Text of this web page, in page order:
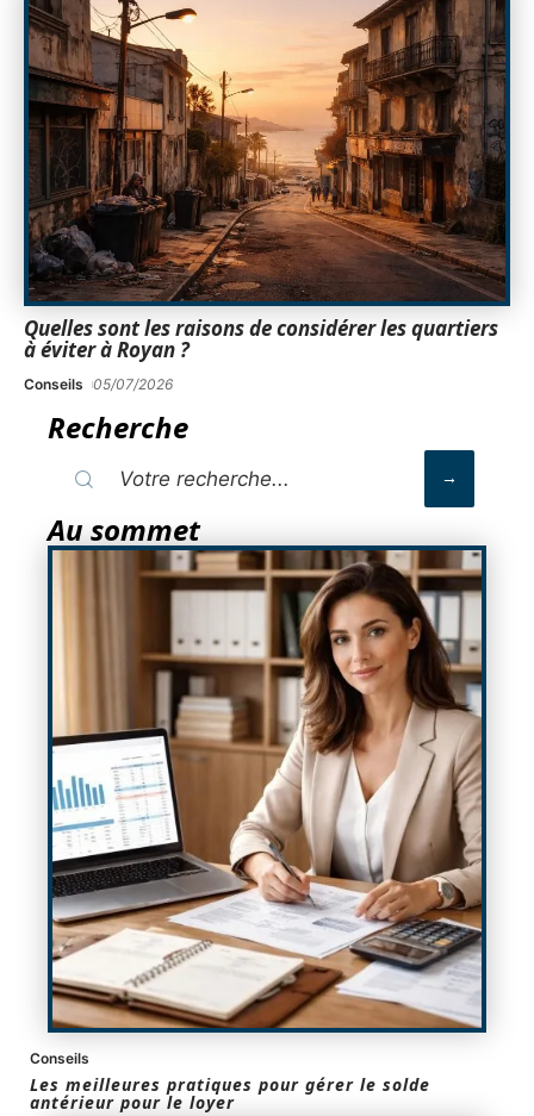
Quelles sont les raisons de considérer les quartiers
à éviter à Royan ?
Conseils 05/07/2026
Recherche
Au sommet
Conseils
Les meilleures pratiques pour gérer le solde
antérieur pour le loyer